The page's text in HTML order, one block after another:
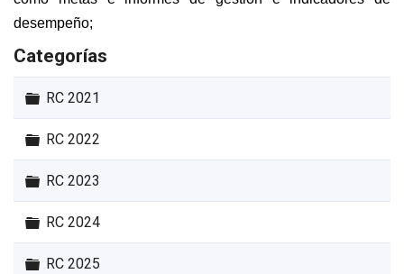
desempeño;
Categorías
Carpeta
RC 2021
Carpeta
RC 2022
Carpeta
RC 2023
Carpeta
RC 2024
Carpeta
RC 2025